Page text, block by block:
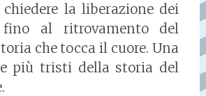
la liberazione dei
fino al ritrovamento del
che tocca il cuore. Una
più tristi della storia del